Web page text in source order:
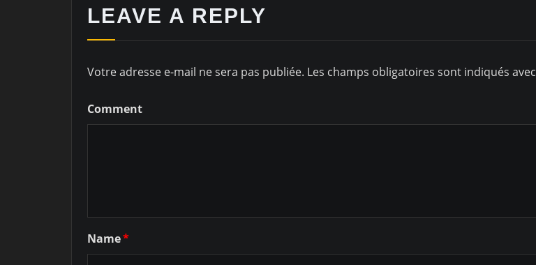
LEAVE A REPLY
Votre adresse e-mail ne sera pas publiée. Les champs obligatoires sont indiqués avec
Comment
Name*